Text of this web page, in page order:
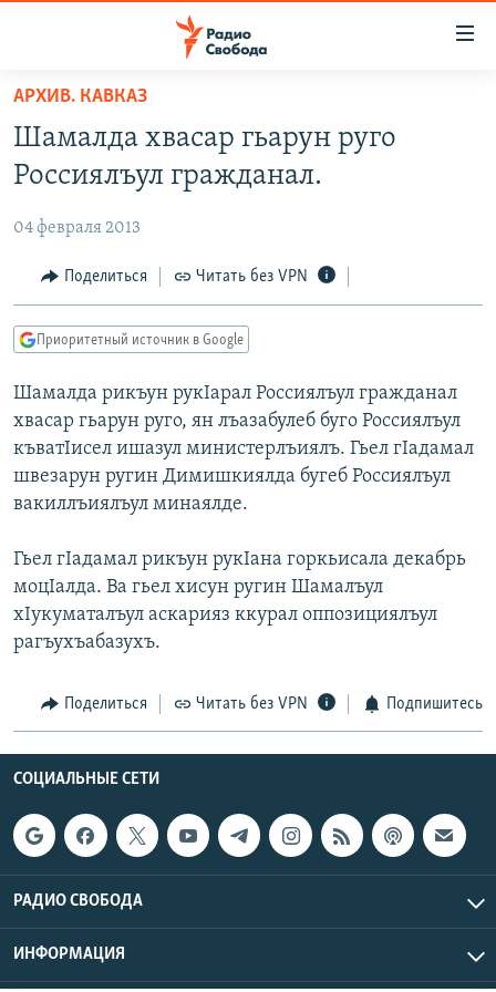
упрощенного
доступа
Вернуться
основному
Вернутся
главной
навигации
Вернутся
поиску
ПОДКАСТЫ
АВТОРСКИЕ ПРОЕКТЫ
ЦИТАТЫ СВОБОДЫ
МНЕНИЯ
IDEL.РЕАЛИИ
КАВКАЗ.РЕАЛИИ
СЕВЕР.РЕАЛИИ
СИБИРЬ.РЕАЛИИ
РАСПИСАНИЕ ВЕЩАНИЯ
ПОДПИШИТЕСЬ НА РАССЫЛКУ
СОЦИАЛЬНЫЕ СЕТИ
АРХИВ. КАВКАЗ
Шамалда хвасар гьарун руго
Россиялъул гражданал.
04 февраля 2013
Поделиться Читать без VPN
Приоритетный источник в Google
Шамалда рикъун рукIарал Россиялъул гражданал
хвасар гьарун руго, ян лъазабулеб буго Россиялъул
къватIисел ишазул министерлъиялъ. Гьел гIадамал
швезарун ругин Димишкиялда бугеб Россиялъул
вакиллъиялъул минаялде.
Гьел гIадамал рикъун рукIана горкьисала декабрь
моцIалда. Ва гьел хисун ругин Шамалъул
хIукуматалъул аскарияз ккурал оппозициялъул
рагъухъабазухъ.
Поделиться Читать без VPN Подпишитесь
СОЦИАЛЬНЫЕ СЕТИ
РАДИО СВОБОДА
ИНФОРМАЦИЯ